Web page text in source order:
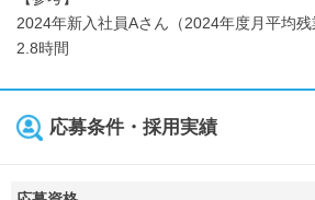
2024年新入社員Aさん（2024年度月平均残
2.8時間
応募条件・採用実績